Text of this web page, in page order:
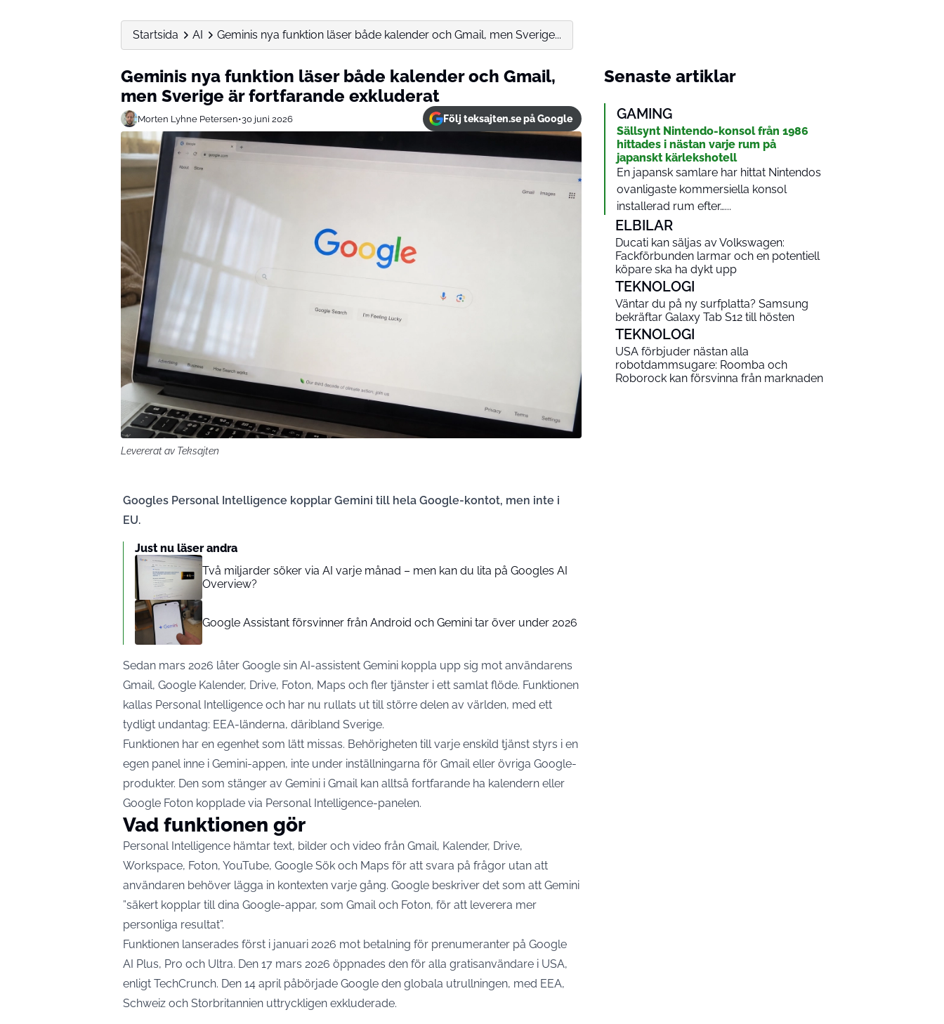
Startsida AI Geminis nya funktion läser både kalender och Gmail, men Sverige...
Geminis nya funktion läser både kalender och Gmail,
men Sverige är fortfarande exkluderat
Morten Lyhne Petersen•30 juni 2026 Följ teksajten.se på Google
Levererat av Teksajten
Googles Personal Intelligence kopplar Gemini till hela Google-kontot, men inte i
EU.
Just nu läser andra
Två miljarder söker via AI varje månad – men kan du lita på Googles AI
Overview?
Google Assistant försvinner från Android och Gemini tar över under 2026
Sedan mars 2026 låter Google sin AI-assistent Gemini koppla upp sig mot användarens
Gmail, Google Kalender, Drive, Foton, Maps och fler tjänster i ett samlat flöde. Funktionen
kallas Personal Intelligence och har nu rullats ut till större delen av världen, med ett
tydligt undantag: EEA-länderna, däribland Sverige.
Funktionen har en egenhet som lätt missas. Behörigheten till varje enskild tjänst styrs i en
egen panel inne i Gemini-appen, inte under inställningarna för Gmail eller övriga Google-
produkter. Den som stänger av Gemini i Gmail kan alltså fortfarande ha kalendern eller
Google Foton kopplade via Personal Intelligence-panelen.
Vad funktionen gör
Personal Intelligence hämtar text, bilder och video från Gmail, Kalender, Drive,
Workspace, Foton, YouTube, Google Sök och Maps för att svara på frågor utan att
användaren behöver lägga in kontexten varje gång. Google beskriver det som att Gemini
”säkert kopplar till dina Google-appar, som Gmail och Foton, för att leverera mer
personliga resultat”.
Funktionen lanserades först i januari 2026 mot betalning för prenumeranter på Google
AI Plus, Pro och Ultra. Den 17 mars 2026 öppnades den för alla gratisanvändare i USA,
enligt TechCrunch. Den 14 april påbörjade Google den globala utrullningen, med EEA,
Schweiz och Storbritannien uttryckligen exkluderade.
Senaste artiklar
GAMING
Sällsynt Nintendo-konsol från 1986
hittades i nästan varje rum på
japanskt kärlekshotell
En japansk samlare har hittat Nintendos
ovanligaste kommersiella konsol
installerad rum efter…...
ELBILAR
Ducati kan säljas av Volkswagen:
Fackförbunden larmar och en potentiell
köpare ska ha dykt upp
TEKNOLOGI
Väntar du på ny surfplatta? Samsung
bekräftar Galaxy Tab S12 till hösten
TEKNOLOGI
USA förbjuder nästan alla
robotdammsugare: Roomba och
Roborock kan försvinna från marknaden